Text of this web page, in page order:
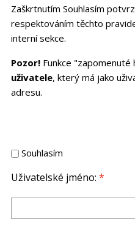
Zaškrtnutím Souhlasím
respektováním těchto
interní sekce.
Pozor!Funkce "zapomenuté
uživatele, který má jako
adresu.
Souhlasím
Uživatelské jméno: *